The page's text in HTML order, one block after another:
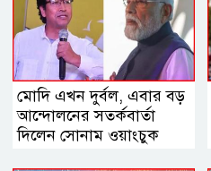
মোদি এখন দুর্বল, এবার বড়
আন্দোলনের সতর্কবার্তা
দিলেন সোনাম ওয়াংচুক